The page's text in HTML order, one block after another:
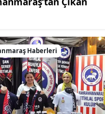
Elife Karaarslan
Haberleri